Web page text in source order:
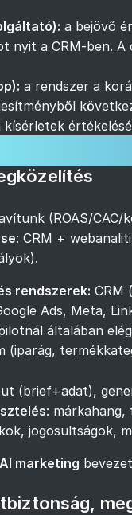
a bejövő
nyit a CRM-ben.
a rendszer a
(ROAS/
: CRM +
rendszerek: CRM
Ads, Meta,
általában
(brief+adat),
:
jogosultságok,
AI marketing